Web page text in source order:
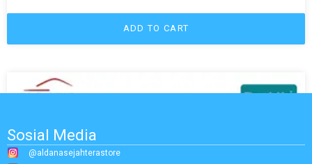
ADD TO CART
Sosial Media
@aldanasejahterastore